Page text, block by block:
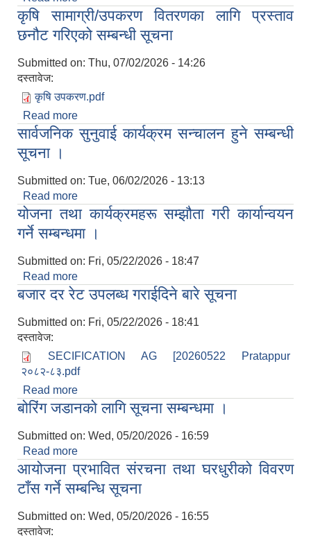
प्राप्त गर्न आवश्यक कागजात सम्बन्धित चिनी उद्योगमा
बुझाउने सम्बन्धी अत्यन्त जरूरी सूचना ।
कृषि सामाग्री/उपकरण वितरणका लागि प्रस्ताव
छनौट गरिएको सम्बन्धी सूचना
Submitted on: Thu, 07/02/2026 - 14:26
दस्तावेज:
कृषि उपकरण.pdf
Read more
छनौट गरिएको सम्बन्धी सूचना
सार्वजनिक सुनुवाई कार्यक्रम सन्चालन हुने सम्बन्धी
सूचना ।
Submitted on: Tue, 06/02/2026 - 13:13
Read more
सूचना ।
योजना तथा कार्यक्रमहरू सम्झौता गरी कार्यान्वयन
गर्ने सम्बन्धमा ।
Submitted on: Fri, 05/22/2026 - 18:47
Read more
गर्ने सम्बन्धमा ।
बजार दर रेट उपलब्ध गराईदिने बारे सूचना
Submitted on: Fri, 05/22/2026 - 18:41
दस्तावेज:
SECIFICATION AG [20260522 Pratappur
२०८२-८३.pdf
Read more
बोरिंग जडानको लागि सूचना सम्बन्धमा ।
Submitted on: Wed, 05/20/2026 - 16:59
Read more
आयोजना प्रभावित संरचना तथा घरधुरीको विवरण
टाँस गर्ने सम्बन्धि सूचना
Submitted on: Wed, 05/20/2026 - 16:55
दस्तावेज: